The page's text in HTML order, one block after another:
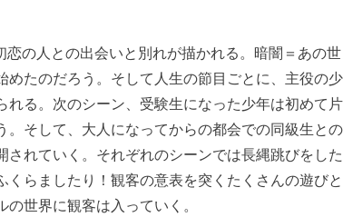
恋の人との出会いと別れが描かれる。暗闇＝あの世
たのだろう。そして人生の節目ごとに、主役の少
る。次のシーン、受験生になった少年は初めて片
そして、大人になってからの都会での同級生との
れていく。それぞれのシーンでは長縄跳びをした
らましたり！観客の意表を突くたくさんの遊びと
世界に観客は入っていく。